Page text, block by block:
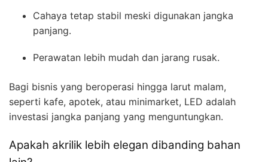
Cahaya tetap stabil meski digunakan jangka
panjang.
Perawatan lebih mudah dan jarang rusak.
Bagi bisnis yang beroperasi hingga larut malam,
seperti kafe, apotek, atau minimarket, LED adalah
investasi jangka panjang yang menguntungkan.
Apakah akrilik lebih elegan dibanding bahan